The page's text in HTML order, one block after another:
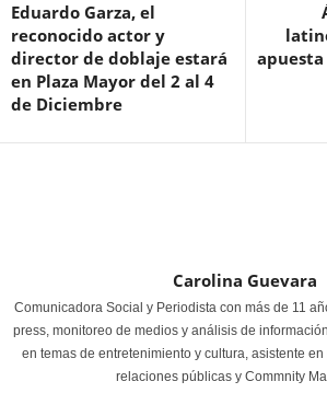
Eduardo Garza, el
reconocido actor y
director de doblaje estará
en Plaza Mayor del 2 al 4
de Diciembre
Carolina Guevara
Comunicadora Social y Periodista con más de 11
press, monitoreo de medios y análisis de
en temas de entretenimiento y cultura, asistente
relaciones públicas y Commnity